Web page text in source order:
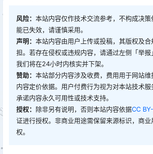
风险： 本站内容仅作技术交流参考，不构成决
能已失效，请谨慎采用。
声明： 本站内容由用户上传或投稿，其版权及
担。若存在侵权或违规内容，请通过左侧「举报
我们将在24小时内核实并下架。
赞助： 本站部分内容涉及收费，费用用于网站
内容定价依据。用户付费行为视为对本站技术
承诺内容永久可用性或技术支持。
授权： 除非另有说明，否则本站内容依据CC
证进行授权。非商业用途需保留来源标识，商
权。